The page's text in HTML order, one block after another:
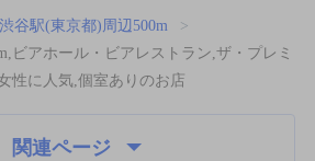
渋谷駅(東京都)周辺500m
ビアホール・ビアレストラン,ザ・プレミ
性に人気,個室ありのお店
関連ページ